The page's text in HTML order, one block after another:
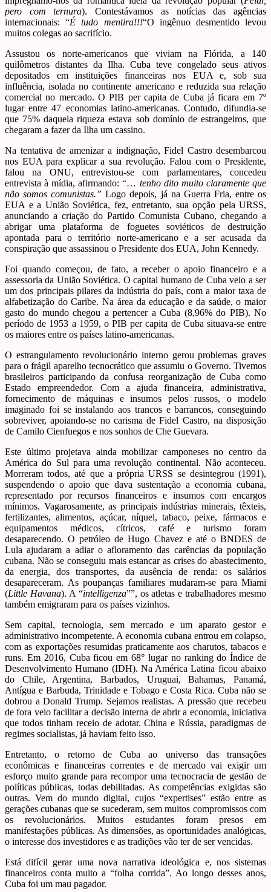
pero com ternura). Contestávamos as notícias das agências
internacionais: “É tudo mentira!!!“O ingênuo desmentido levou
muitos colegas ao sacrifício.
Assustou os norte-americanos que viviam na Flórida, a 140
quilômetros distantes da Ilha. Cuba teve congelado seus ativos
depositados em instituições financeiras nos EUA e, sob sua
influência, isolada no continente americano e reduzida sua relação
comercial no mercado. O PIB per capita de Cuba já ficara em 7º
lugar entre 47 economias latino-americanas. Contudo, difundia-se
que 75% daquela riqueza estava sob domínio de estrangeiros, que
chegaram a fazer da Ilha um cassino.
Na tentativa de amenizar a indignação, Fidel Castro desembarcou
nos EUA para explicar a sua revolução. Falou com o Presidente,
falou na ONU, entrevistou-se com parlamentares, concedeu
entrevista à mídia, afirmando: “… tenho dito muito claramente que
não somos comunistas.”Logo depois, já na Guerra Fria, entre os
EUA e a União Soviética, fez, entretanto, sua opção pela URSS,
anunciando a criação do Partido Comunista Cubano, chegando a
abrigar uma plataforma de foguetes soviéticos de destruição
apontada para o território norte-americano e a ser acusada da
conspiração que assassinou o Presidente dos EUA, John Kennedy.
Foi quando começou, de fato, a receber o apoio financeiro e a
assessoria da União Soviética. O capital humano de Cuba veio a ser
um dos principais pilares da indústria do país, com a maior taxa de
alfabetização do Caribe. Na área da educação e da saúde, o maior
gasto do mundo chegou a pertencer a Cuba (8,96% do PIB). No
período de 1953 a 1959, o PIB per capita de Cuba situava-se entre
os maiores entre os países latino-americanas.
O estrangulamento revolucionário interno gerou problemas graves
para o frágil aparelho tecnocrático que assumiu o Governo. Tivemos
brasileiros participando da confusa reorganização de Cuba como
Estado empreendedor. Com a ajuda financeira, administrativa,
fornecimento de máquinas e insumos pelos russos, o modelo
imaginado foi se instalando aos trancos e barrancos, conseguindo
sobreviver, apoiando-se no carisma de Fidel Castro, na disposição
de Camilo Cienfuegos e nos sonhos de Che Guevara.
Este último projetava ainda mobilizar camponeses no centro da
América do Sul para uma revolução continental. Não aconteceu.
Morreram todos, até que a própria URSS se desintegrou (1991),
suspendendo o apoio que dava sustentação a economia cubana,
representado por recursos financeiros e insumos com encargos
mínimos. Vagarosamente, as principais indústrias minerais, têxteis,
fertilizantes, alimentos, açúcar, níquel, tabaco, peixe, fármacos e
equipamentos médicos, cítricos, café e turismo foram
desaparecendo. O petróleo de Hugo Chavez e até o BNDES de
Lula ajudaram a adiar o afloramento das carências da população
cubana. Não se conseguiu mais estancar as crises do abastecimento,
da energia, dos transportes, da ausência de renda: os salários
desapareceram. As poupanças familiares mudaram-se para Miami
(Little Havana). A “intelligenza””, os atletas e trabalhadores mesmo
também emigraram para os países vizinhos.
Sem capital, tecnologia, sem mercado e um aparato gestor e
administrativo incompetente. A economia cubana entrou em colapso,
com as exportações resumidas praticamente aos charutos, tabacos e
runs. Em 2016, Cuba ficou em 68° lugar no ranking do Índice de
Desenvolvimento Humano (IDH). Na América Latina ficou abaixo
do Chile, Argentina, Barbados, Uruguai, Bahamas, Panamá,
Antígua e Barbuda, Trinidade e Tobago e Costa Rica. Cuba não se
dobrou a Donald Trump. Sejamos realistas. A pressão que recebeu
de fora veio facilitar a decisão interna de abrir a economia, iniciativa
que todos tinham receio de adotar. China e Rússia, paradigmas de
regimes socialistas, já haviam feito isso.
Entretanto, o retorno de Cuba ao universo das transações
econômicas e financeiras correntes e de mercado vai exigir um
esforço muito grande para recompor uma tecnocracia de gestão de
políticas públicas, todas debilitadas. As competências exigidas são
outras. Vem do mundo digital, cujos “expertises” estão entre as
gerações cubanas que se sucederam, sem muitos compromissos com
os revolucionários. Muitos estudantes foram presos em
manifestações públicas. As dimensões, as oportunidades analógicas,
o interesse dos investidores e as tradições vão ter de ser vencidas.
Está difícil gerar uma nova narrativa ideológica e, nos sistemas
financeiros conta muito a “folha corrida”. Ao longo desses anos,
Cuba foi um mau pagador.